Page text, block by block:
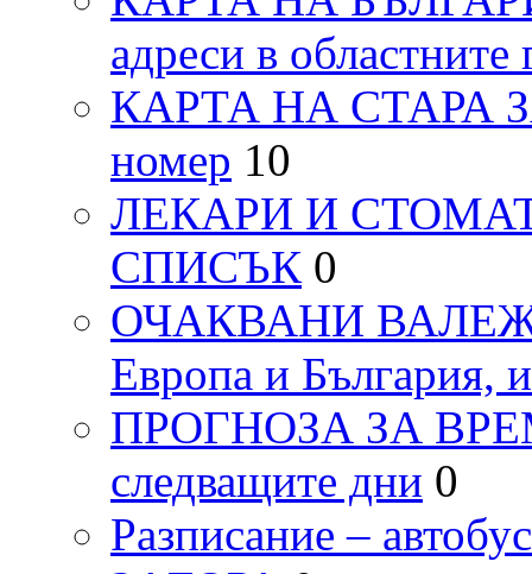
адреси в областните
КАРТА НА СТАРА
номер 10
ЛЕКАРИ И
СПИСЪК 0
ОЧАКВАНИ ВАЛЕЖИ
Европа и България,
ПРОГНОЗА ЗА
следващите дни 0
Разписание –